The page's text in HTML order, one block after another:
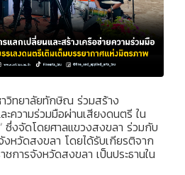
วิทยาลัยทักษิณ ร่วมสร้าง
ความร่วมมือผ่านเสียงดนตรี ใน
ซึ่งจัดโดยศาลแขวงสงขลา ร่วมกับ
งหวัดสงขลา โดยได้รับเกียรติจาก
การจังหวัดสงขลา เป็นประธานใน